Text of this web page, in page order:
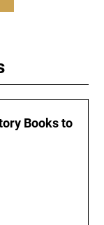
Books to